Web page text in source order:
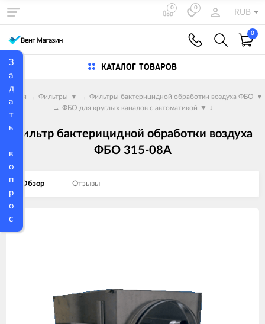
З
а
д
а
т
ь
в
о
п
р
о
с
0 0
RUB
0
КАТАЛОГ ТОВАРОВ
Главная → Фильтры ▼ → Фильтры бактерицидной обработки воздуха ФБО ▼
→ ФБО для круглых каналов с автоматикой ▼ ↓
Фильтр бактерицидной обработки воздуха
ФБО 315-08A
Обзор Отзывы
Изображения